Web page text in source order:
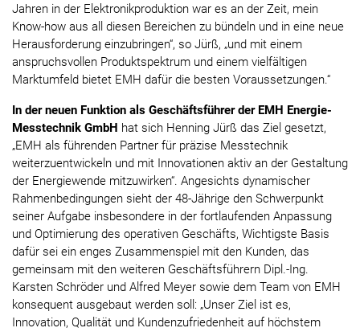
Jahren in der Elektronikproduktion war es an der Zeit, mein
Know-how aus all diesen Bereichen zu bündeln und in eine neue
Herausforderung einzubringen“, so Jürß, „und mit einem
anspruchsvollen Produktspektrum und einem vielfältigen
Marktumfeld bietet EMH dafür die besten Voraussetzungen.“
In der neuen Funktion als Geschäftsführer der EMH Energie-
Messtechnik GmbH hat sich Henning Jürß das Ziel gesetzt,
„EMH als führenden Partner für präzise Messtechnik
weiterzuentwickeln und mit Innovationen aktiv an der Gestaltung
der Energiewende mitzuwirken“. Angesichts dynamischer
Rahmenbedingungen sieht der 48-Jährige den Schwerpunkt
seiner Aufgabe insbesondere in der fortlaufenden Anpassung
und Optimierung des operativen Geschäfts, Wichtigste Basis
dafür sei ein enges Zusammenspiel mit den Kunden, das
gemeinsam mit den weiteren Geschäftsführern Dipl.-Ing.
Karsten Schröder und Alfred Meyer sowie dem Team von EMH
konsequent ausgebaut werden soll: „Unser Ziel ist es,
Innovation, Qualität und Kundenzufriedenheit auf höchstem